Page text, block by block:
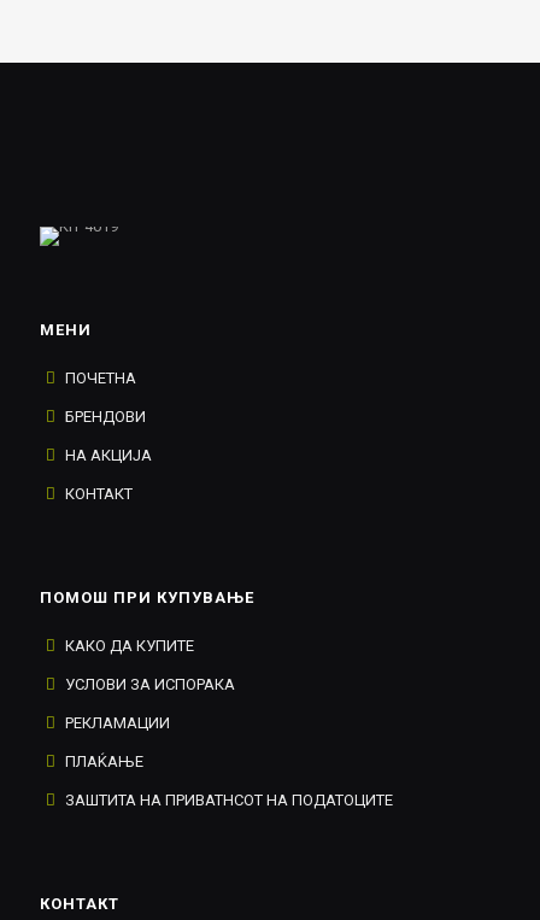
МЕНИ
ПОЧЕТНА
БРЕНДОВИ
НА АКЦИЈА
КОНТАКТ
ПОМОШ ПРИ КУПУВАЊЕ
КАКО ДА КУПИТЕ
УСЛОВИ ЗА ИСПОРАКА
РЕКЛАМАЦИИ
ПЛАЌАЊЕ
ЗАШТИТА НА ПРИВАТНСОТ НА ПОДАТОЦИТЕ
КОНТАКТ